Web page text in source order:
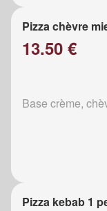
Pizza chèvre
13.50 €
Base crème,
Pizza kebab 1